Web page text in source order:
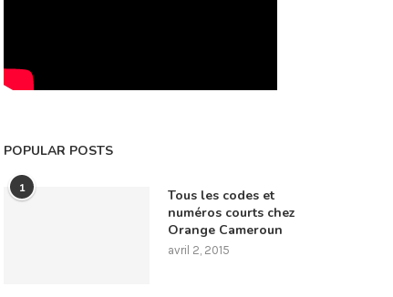
POPULAR POSTS
1
Tous les codes et
numéros courts chez
Orange Cameroun
avril 2, 2015